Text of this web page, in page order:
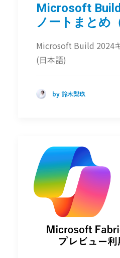
Microsoft
ノートまとめ
Microsoft Build 2024
(日本語)
by 鈴木梨玖